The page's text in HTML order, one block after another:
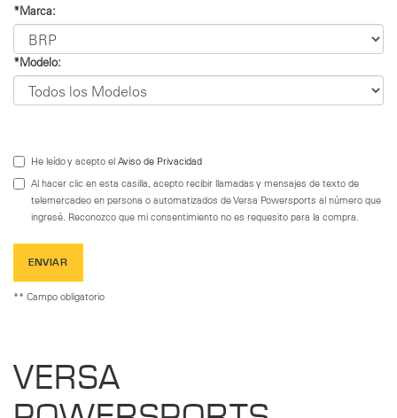
*Marca:
*Modelo:
He leído y acepto el Aviso de Privacidad
Al hacer clic en esta casilla, acepto recibir llamadas y mensajes de texto de
telemercadeo en persona o automatizados de Versa Powersports al número que
ingresé. Reconozco que mi consentimiento no es requesito para la compra.
ENVIAR
** Campo obligatorio
VERSA